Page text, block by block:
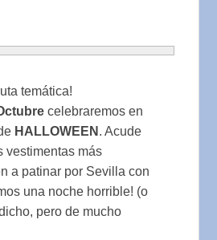
temática!
celebraremos en
HALLOWEEN . Acude
vestimentas más
a patinar por Sevilla con
una noche horrible! (o
pero de mucho